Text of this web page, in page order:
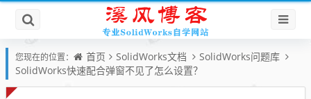
您现在的位置： 首页 SolidWorks文档
SolidWorks问题库
SolidWorks快速配合弹窗不见了怎么设置？